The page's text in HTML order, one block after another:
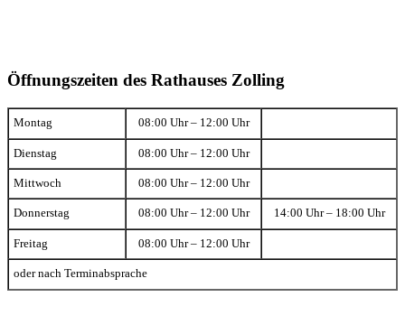
Öffnungszeiten des Rathauses Zolling
Montag 08:00 Uhr – 12:00 Uhr
Dienstag 08:00 Uhr – 12:00 Uhr
Mittwoch 08:00 Uhr – 12:00 Uhr
Donnerstag 08:00 Uhr – 12:00 Uhr 14:00 Uhr – 18:00 Uhr
Freitag 08:00 Uhr – 12:00 Uhr
oder nach Terminabsprache